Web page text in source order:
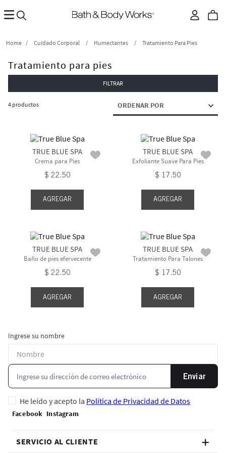
Cuidado Corporal Humectantes Tratamiento Para Pies
Tratamiento para pies
FILTRAR
4 productos ORDENAR POR
TRUE BLUE SPA
Crema para Pies
$ 22.50
AGREGAR
TRUE BLUE SPA
Exfoliante Suave Para Pies
$ 17.50
AGREGAR
TRUE BLUE SPA
Baño de pies efervecente
$ 22.50
AGREGAR
TRUE BLUE SPA
Tratamiento Para Talones
$ 17.50
AGREGAR
Ingrese su nombre
Enviar
He leído y acepto la Política de Privacidad de Datos
SERVICIO AL CLIENTE